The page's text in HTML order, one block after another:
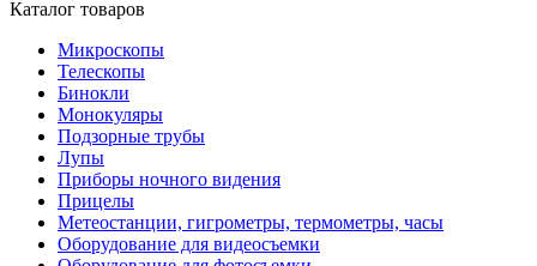
Каталог товаров
Микроскопы
Телескопы
Бинокли
Монокуляры
Подзорные трубы
Лупы
Приборы ночного видения
Прицелы
Метеостанции, гигрометры, термометры, часы
Оборудование для видеосъемки